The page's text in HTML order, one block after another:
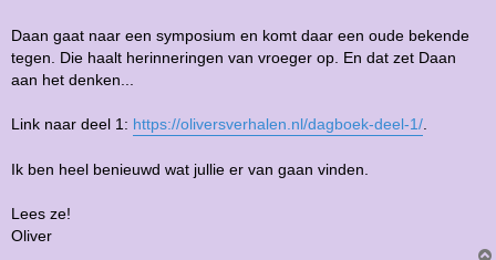
t
Daan gaat naar een symposium en komt daar een oude bekende
tegen. Die haalt herinneringen van vroeger op. En dat zet Daan
aan het denken...
Link naar deel 1: https://oliversverhalen.nl/dagboek-deel-1/
Ik ben heel benieuwd wat jullie er van gaan vinden.
Lees ze!
Oliver